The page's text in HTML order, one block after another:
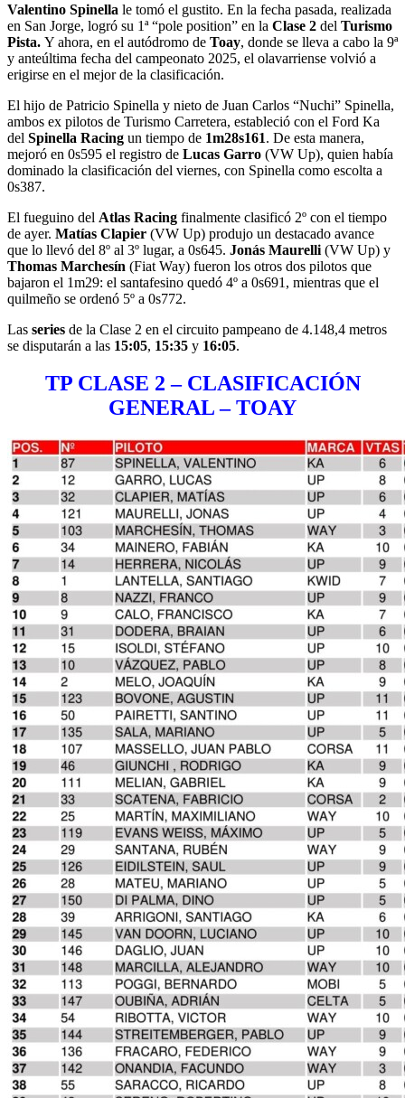
Valentino Spinella le tomó el gustito. En la fecha pasada, realizada
en San Jorge, logró su 1ª “pole position” en la Clase 2 del Turismo
Pista. Y ahora, en el autódromo de Toay, donde se lleva a cabo la 9ª
y anteúltima fecha del campeonato 2025, el olavarriense volvió a
erigirse en el mejor de la clasificación.
El hijo de Patricio Spinella y nieto de Juan Carlos “Nuchi” Spinella,
ambos ex pilotos de Turismo Carretera, estableció con el Ford Ka
del Spinella Racing un tiempo de 1m28s161. De esta manera,
mejoró en 0s595 el registro de Lucas Garro (VW Up), quien había
dominado la clasificación del viernes, con Spinella como escolta a
0s387.
El fueguino del Atlas Racing finalmente clasificó 2º con el tiempo
de ayer. Matías Clapier (VW Up) produjo un destacado avance
que lo llevó del 8º al 3º lugar, a 0s645. Jonás Maurelli (VW Up) y
Thomas Marchesín (Fiat Way) fueron los otros dos pilotos que
bajaron el 1m29: el santafesino quedó 4º a 0s691, mientras que el
quilmeño se ordenó 5º a 0s772.
Las series de la Clase 2 en el circuito pampeano de 4.148,4 metros
se disputarán a las 15:05, 15:35 y 16:05.
TP CLASE 2 – CLASIFICACIÓN
GENERAL – TOAY